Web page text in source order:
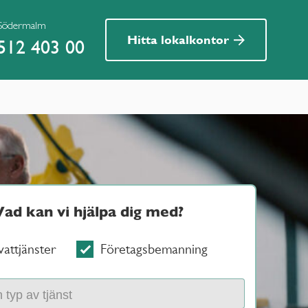
403 00 Hitta lokalkontor
kan vi hjälpa dig med?
Företagsbemanning